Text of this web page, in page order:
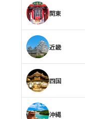
関東
近畿
四国
沖縄